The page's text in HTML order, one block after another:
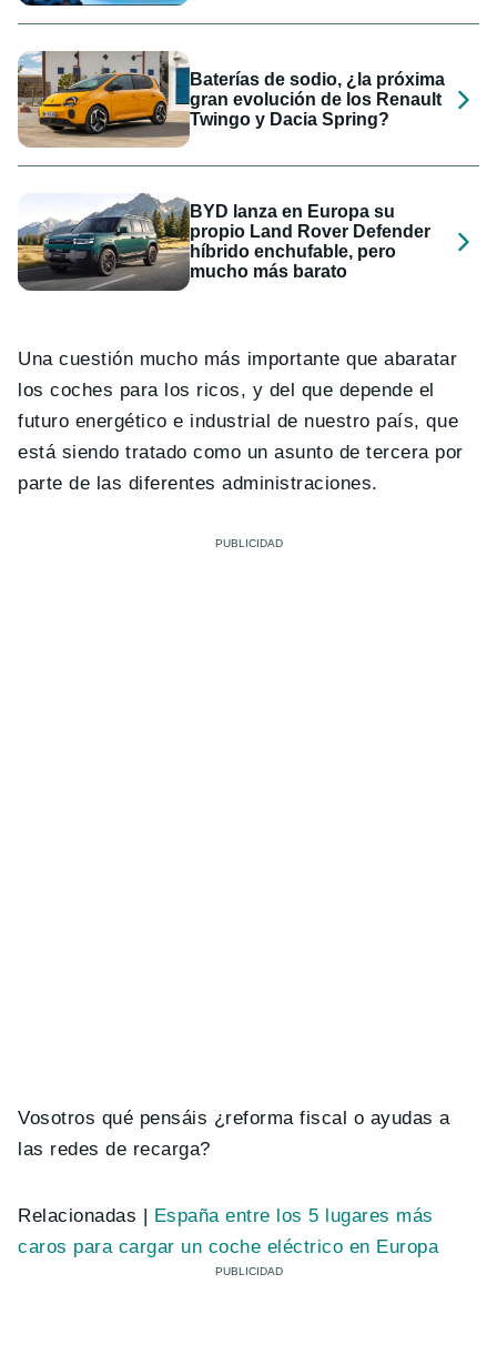
Baterías de sodio, ¿la próxima
gran evolución de los Renault
Twingo y Dacia Spring?
BYD lanza en Europa su
propio Land Rover Defender
híbrido enchufable, pero
mucho más barato
Una cuestión mucho más importante que abaratar
los coches para los ricos, y del que depende el
futuro energético e industrial de nuestro país, que
está siendo tratado como un asunto de tercera por
parte de las diferentes administraciones.
Vosotros qué pensáis ¿reforma fiscal o ayudas a
las redes de recarga?
Relacionadas | España entre los 5 lugares más
caros para cargar un coche eléctrico en Europa